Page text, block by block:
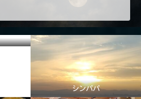
シンパパ